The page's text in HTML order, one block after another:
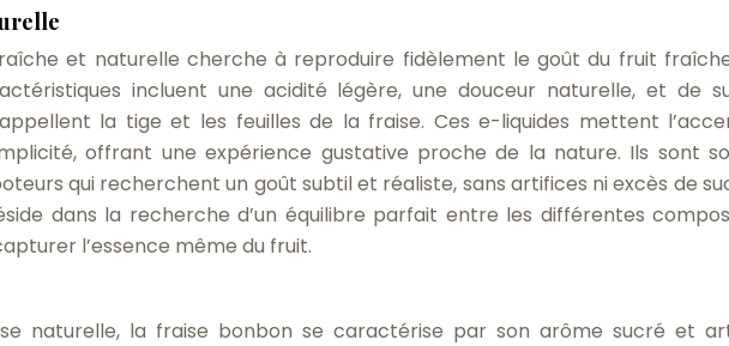
et naturelle cherche à reproduire fidèlement le goût du fruit
incluent une acidité légère, une douceur naturelle, et de
la tige et les feuilles de la fraise. Ces e-liquides mettent
offrant une expérience gustative proche de la nature. Ils sont
qui recherchent un goût subtil et réaliste, sans artifices ni excès de
dans la recherche d’un équilibre parfait entre les différentes
l’essence même du fruit.
naturelle, la fraise bonbon se caractérise par son arôme sucré et